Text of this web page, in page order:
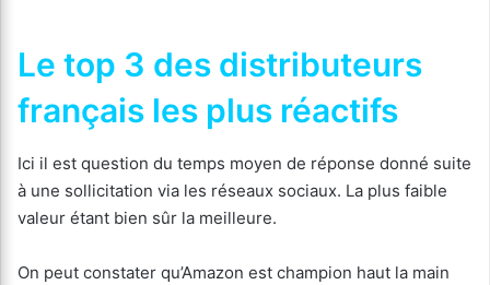
Le top 3 des distributeurs
français les plus réactifs
Ici il est question du temps moyen de réponse donné suite
à une sollicitation via les réseaux sociaux. La plus faible
valeur étant bien sûr la meilleure.
On peut constater qu’Amazon est champion haut la main